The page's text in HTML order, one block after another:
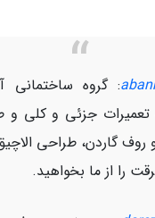
: گروه ساختمانی
جزئی و کلی و
گاردن، طراحی
را از ما بخواهید.